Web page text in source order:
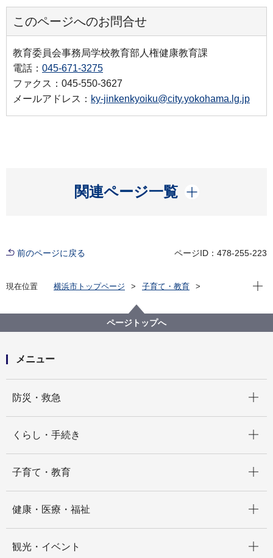
このページへのお問合せ
教育委員会事務局学校教育部人権健康教育課
電話： 045-671-3275
ファクス：045-550-3627
メールアドレス： ky-jinkenkyoiku@city.yokohama.lg.jp
関連ページ一覧
開く
前のページに戻る ページID：478-255-223
現在位置 横浜市トップページ
子育て・教育
インフルエンザ様症状による臨時休業情報
現在
ページトップへ
メニュー
防災・救急
くらし・手続き
子育て・教育
健康・医療・福祉
観光・イベント